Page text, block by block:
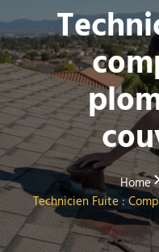
Home
Technicien Fuite :